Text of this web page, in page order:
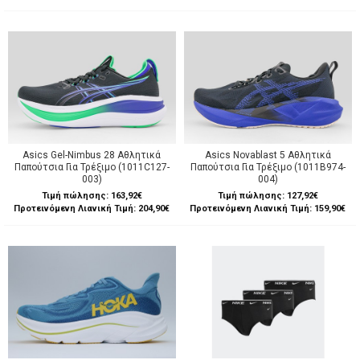
Asics Gel-Nimbus 28 Αθλητικά
Παπούτσια Για Τρέξιμο (1011C127-
003)
Τιμή πώλησης: 163,92€
Προτεινόμενη Λιανική Τιμή: 204,90€
Asics Novablast 5 Αθλητικά
Παπούτσια Για Τρέξιμο (1011B974-
004)
Τιμή πώλησης: 127,92€
Προτεινόμενη Λιανική Τιμή: 159,90€